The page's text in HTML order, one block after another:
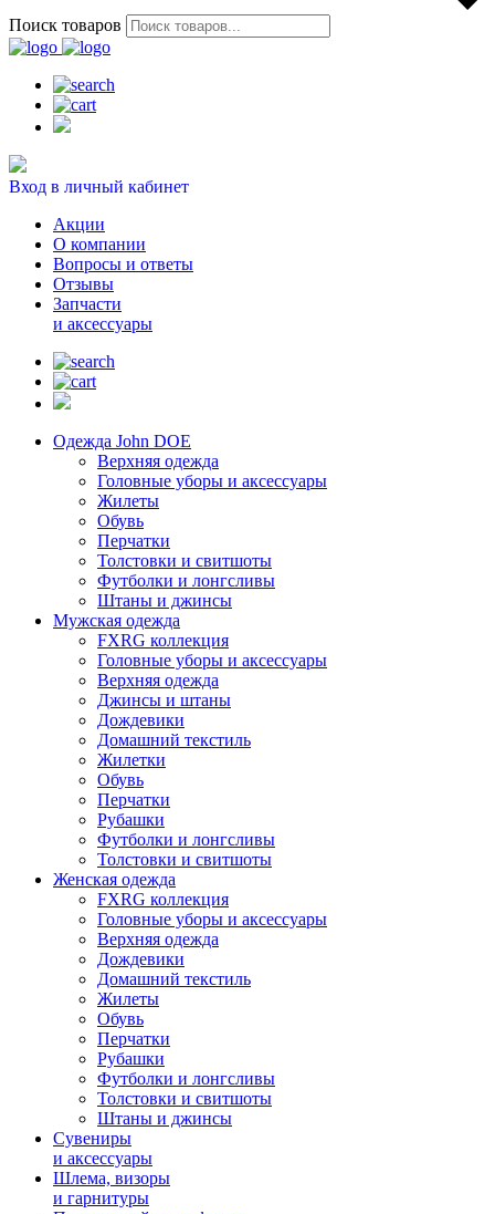
Поиск товаров
Вход в личный кабинет
Акции
О компании
Вопросы и ответы
Отзывы
Запчасти
и аксессуары
Одежда John DOE
Верхняя одежда
Головные уборы и аксессуары
Жилеты
Обувь
Перчатки
Толстовки и свитшоты
Футболки и лонгсливы
Штаны и джинсы
Мужская одежда
FXRG коллекция
Головные уборы и аксессуары
Верхняя одежда
Джинсы и штаны
Дождевики
Домашний текстиль
Жилетки
Обувь
Перчатки
Рубашки
Футболки и лонгсливы
Толстовки и свитшоты
Женская одежда
FXRG коллекция
Головные уборы и аксессуары
Верхняя одежда
Дождевики
Домашний текстиль
Жилеты
Обувь
Перчатки
Рубашки
Футболки и лонгсливы
Толстовки и свитшоты
Штаны и джинсы
Сувениры
и аксессуары
Шлема, визоры
и гарнитуры